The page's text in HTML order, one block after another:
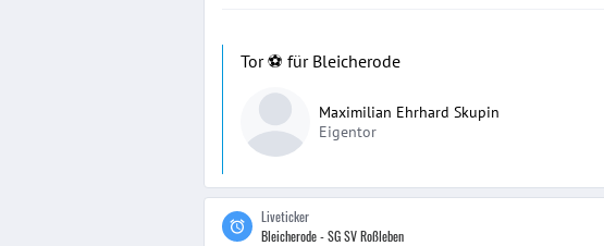
Tor ⚽️ für Bleicherode
Maximilian Ehrhard Skupin
Eigentor
Liveticker
Bleicherode - SG SV Roßleben